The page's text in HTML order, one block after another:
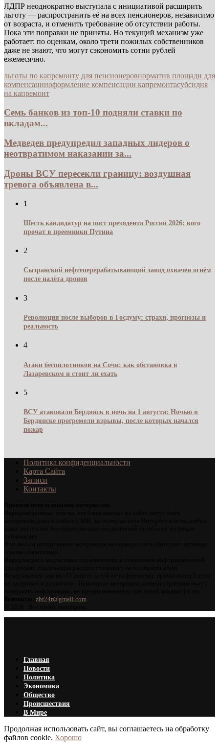
ЛДПР неоднократно выступала с инициативой расширить
льготу — распространить её на всех пенсионеров, независимо
от возраста, и отменить требование об отсутствии работы.
Пока эти поправки не приняты. Но текущий механизм уже
работает: по оценкам, около трети пожилых собственников
даже не знают, что могут сэкономить сотни рублей
ежемесячно.
льготы по капремонту для пенсионеровнорматив площади для
компенсацииоформление компенсации капремонтасубсидия
на капремонт
Семь банков из топ-10 подняли ставки по
вкладам...
Медведев предупредил западных лидеров о
неотвратимом наказании за...
Дроны ВСУ пересекли границу: воздушная
тревога объявлена в...
1
Шесть кандидатур на пост президента России 2026: кого
прочат в преемники Путина
2
Сызранский нефтеперерабатывающий завод охвачен огнём
после налёта дронов
3
Революция после выборов в Госдуму: страхи, прогнозы и
реальность
4
Атаки беспилотников на Сочи: как обстановка в
Лазаревском и стоит ли ехать
5
ВСУ атаковали Бердянск в ночь на 1 августа: Ночью в
Бердянске прогремели взрывы, после которых начался
пожар
Политика конфиденциальности
Карта Сайта
Записи
Контакты
zbr24r@gmail.com
Главная
Новости
Политика
Экономика
Общество
Происшествия
В Мире
Продолжая использовать сайт, вы соглашаетесь на обработку
файлов cookie. Хорошо